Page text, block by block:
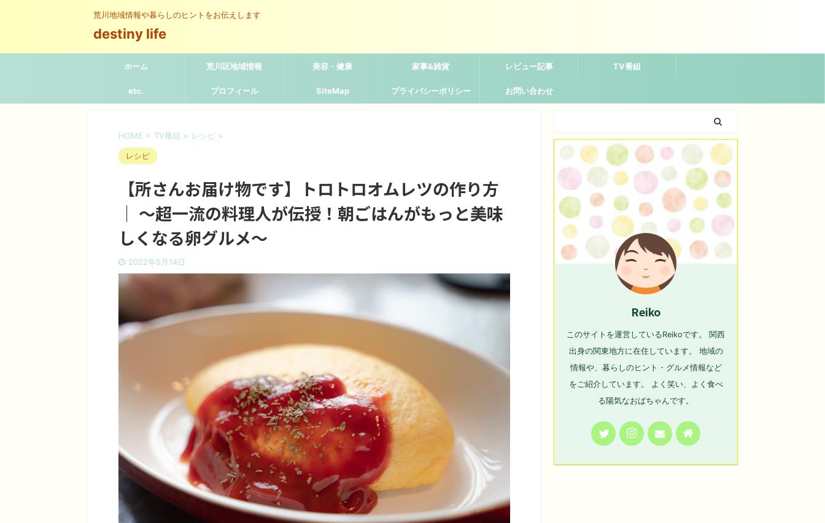
荒川地域情報や暮らしのヒントをお伝えします
destiny life
ホーム 荒川区地域情報 美容・健康 家事&雑貨 レビュー記事 TV番組
etc. プロフィール SiteMap プライバシーポリシー お問い合わせ
HOME > TV番組 > レシピ >
レシピ
【所さんお届け物です】トロトロオムレツの作り方
｜ ～超一流の料理人が伝授！朝ごはんがもっと美味
しくなる卵グルメ～
2022年5月14日
Reiko
このサイトを運営しているReikoです。 関西
出身の関東地方に在住しています。 地域の
情報や、暮らしのヒント・グルメ情報など
をご紹介しています。 よく笑い、よく食べ
る陽気なおばちゃんです。